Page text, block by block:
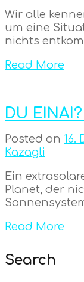
Wir alle
um eine
nichts
Read More
DU
Posted on 16.
Kazagli
Ein
Planet, der
Read More
Search